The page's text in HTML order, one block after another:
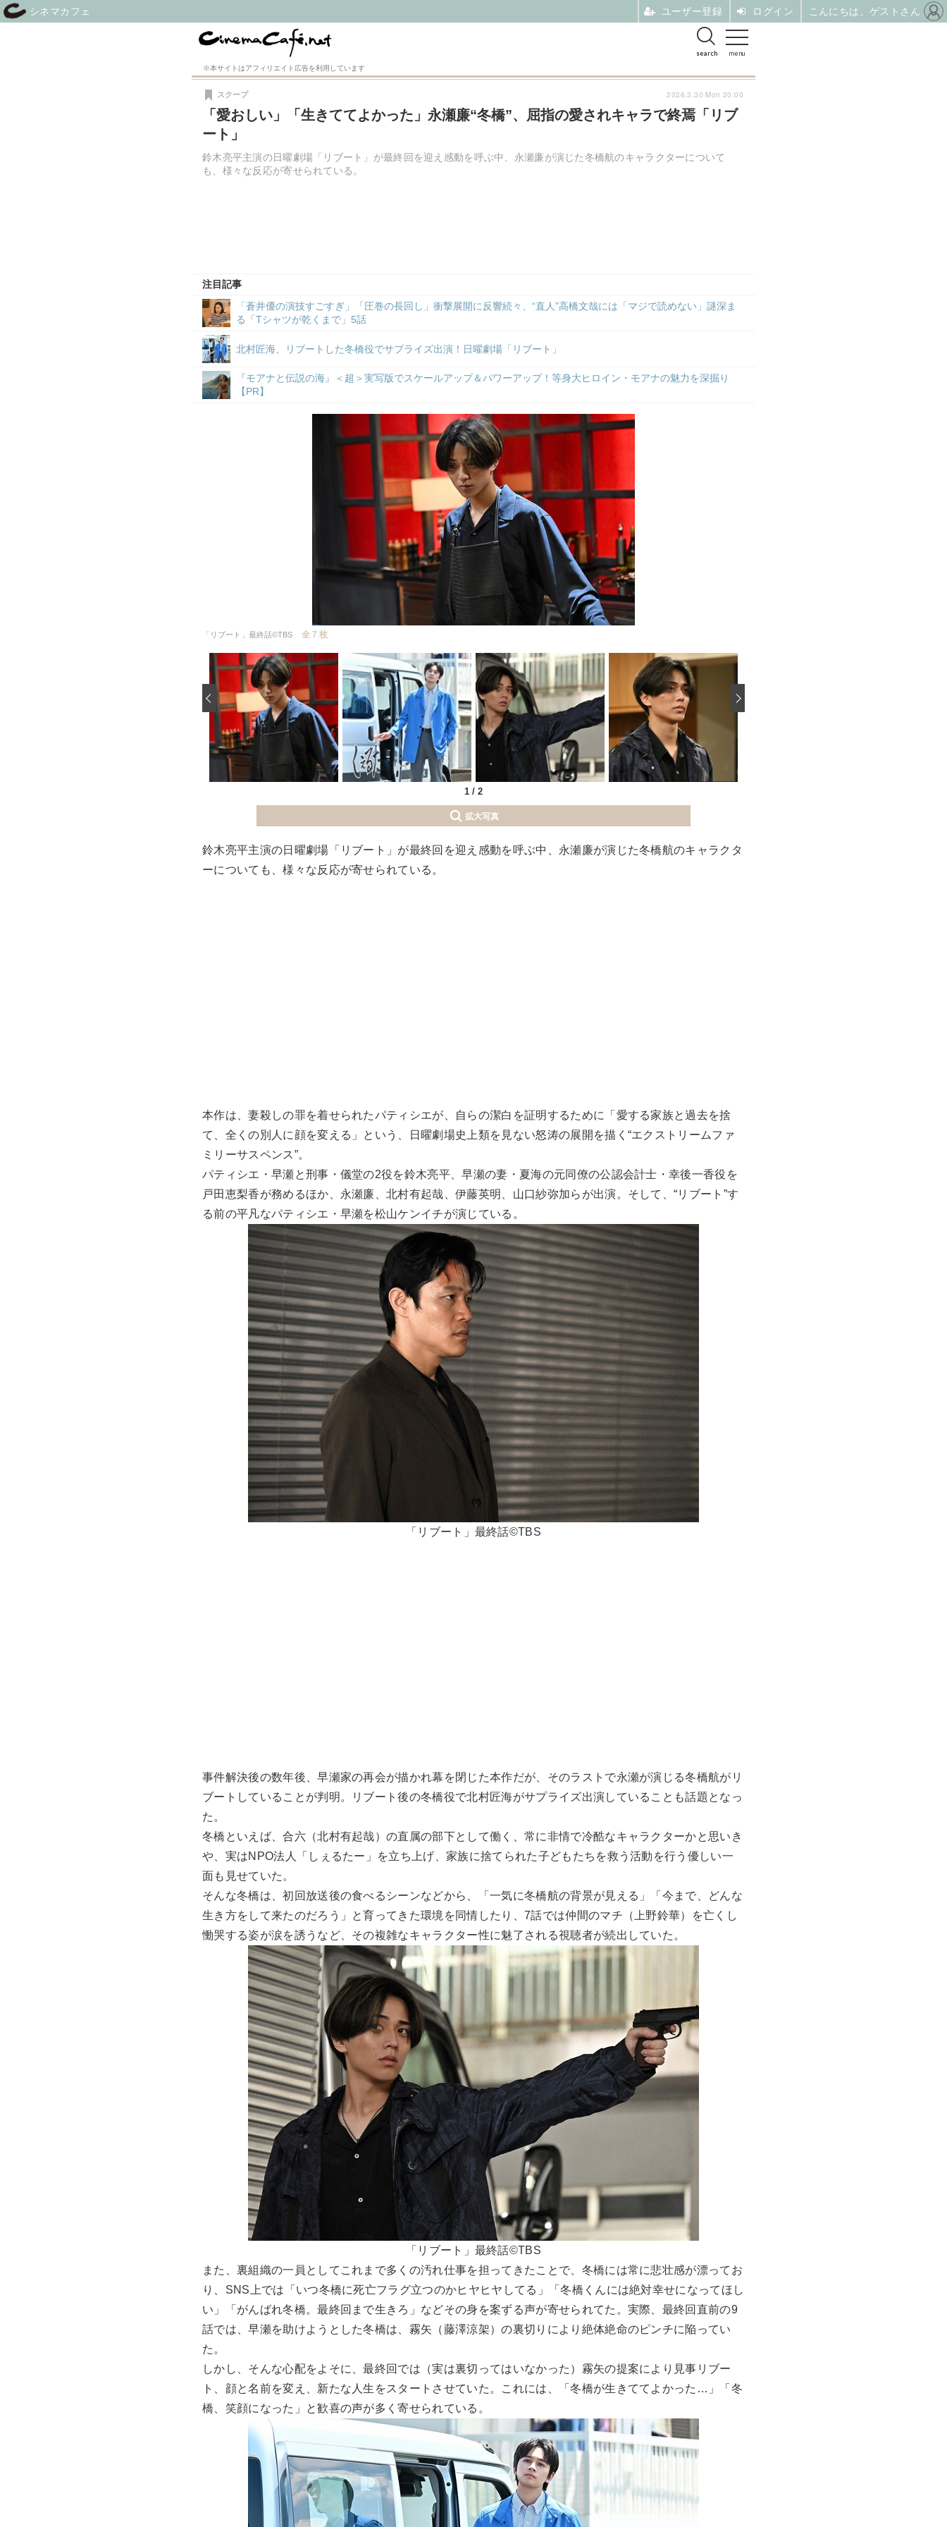
menu
search
※本サイトはアフィリエイト広告を利用しています
「愛おしい」「生きててよかった」永瀬廉“冬橋”、屈指の愛されキャラで終焉「リブ
ート」
鈴木亮平主演の日曜劇場「リブート」が最終回を迎え感動を呼ぶ中、永瀬廉が演じた冬橋航のキャラクターについて
も、様々な反応が寄せられている。
スクープ
注目記事
「蒼井優の演技すごすぎ」「圧巻の長回し」衝撃展開に反響続々、“直人”高橋文哉には「マジで読めない」謎深ま
る「Tシャツが乾くまで」5話
北村匠海、リブートした冬橋役でサプライズ出演！日曜劇場「リブート」
『モアナと伝説の海』＜超＞実写版でスケールアップ＆パワーアップ！等身大ヒロイン・モアナの魅力を深掘り
【PR】
2026.3.30 Mon 20:00
「リブート」最終話©TBS 全 7 枚
1 / 2
‹
拡大写真
鈴木亮平主演の日曜劇場「リブート」が最終回を迎え感動を呼ぶ中、永瀬廉が演じた冬橋航のキャラクタ
ーについても、様々な反応が寄せられている。
本作は、妻殺しの罪を着せられたパティシエが、自らの潔白を証明するために「愛する家族と過去を捨
て、全くの別人に顔を変える」という、日曜劇場史上類を見ない怒涛の展開を描く“エクストリームファ
ミリーサスペンス”。
パティシエ・早瀬と刑事・儀堂の2役を鈴木亮平、早瀬の妻・夏海の元同僚の公認会計士・幸後一香役を
戸田恵梨香が務めるほか、永瀬廉、北村有起哉、伊藤英明、山口紗弥加らが出演。そして、“リブート”す
る前の平凡なパティシエ・早瀬を松山ケンイチが演じている。
「リブート」最終話©TBS
事件解決後の数年後、早瀬家の再会が描かれ幕を閉じた本作だが、そのラストで永瀬が演じる冬橋航がリ
ブートしていることが判明。リブート後の冬橋役で北村匠海がサプライズ出演していることも話題となっ
た。
冬橋といえば、合六（北村有起哉）の直属の部下として働く、常に非情で冷酷なキャラクターかと思いき
や、実はNPO法人「しぇるたー」を立ち上げ、家族に捨てられた子どもたちを救う活動を行う優しい一
面も見せていた。
そんな冬橋は、初回放送後の食べるシーンなどから、「一気に冬橋航の背景が見える」「今まで、どんな
生き方をして来たのだろう」と育ってきた環境を同情したり、7話では仲間のマチ（上野鈴華）を亡くし
慟哭する姿が涙を誘うなど、その複雑なキャラクター性に魅了される視聴者が続出していた。
「リブート」最終話©TBS
また、裏組織の一員としてこれまで多くの汚れ仕事を担ってきたことで、冬橋には常に悲壮感が漂ってお
り、SNS上では「いつ冬橋に死亡フラグ立つのかヒヤヒヤしてる」「冬橋くんには絶対幸せになってほし
い」「がんばれ冬橋。最終回まで生きろ」などその身を案ずる声が寄せられてた。実際、最終回直前の9
話では、早瀬を助けようとした冬橋は、霧矢（藤澤涼架）の裏切りにより絶体絶命のピンチに陥ってい
た。
しかし、そんな心配をよそに、最終回では（実は裏切ってはいなかった）霧矢の提案により見事リブー
ト、顔と名前を変え、新たな人生をスタートさせていた。これには、「冬橋が生きててよかった…」「冬
橋、笑顔になった」と歓喜の声が多く寄せられている。
シネマカフェ ユーザー登録 ログイン こんにちは、ゲストさん